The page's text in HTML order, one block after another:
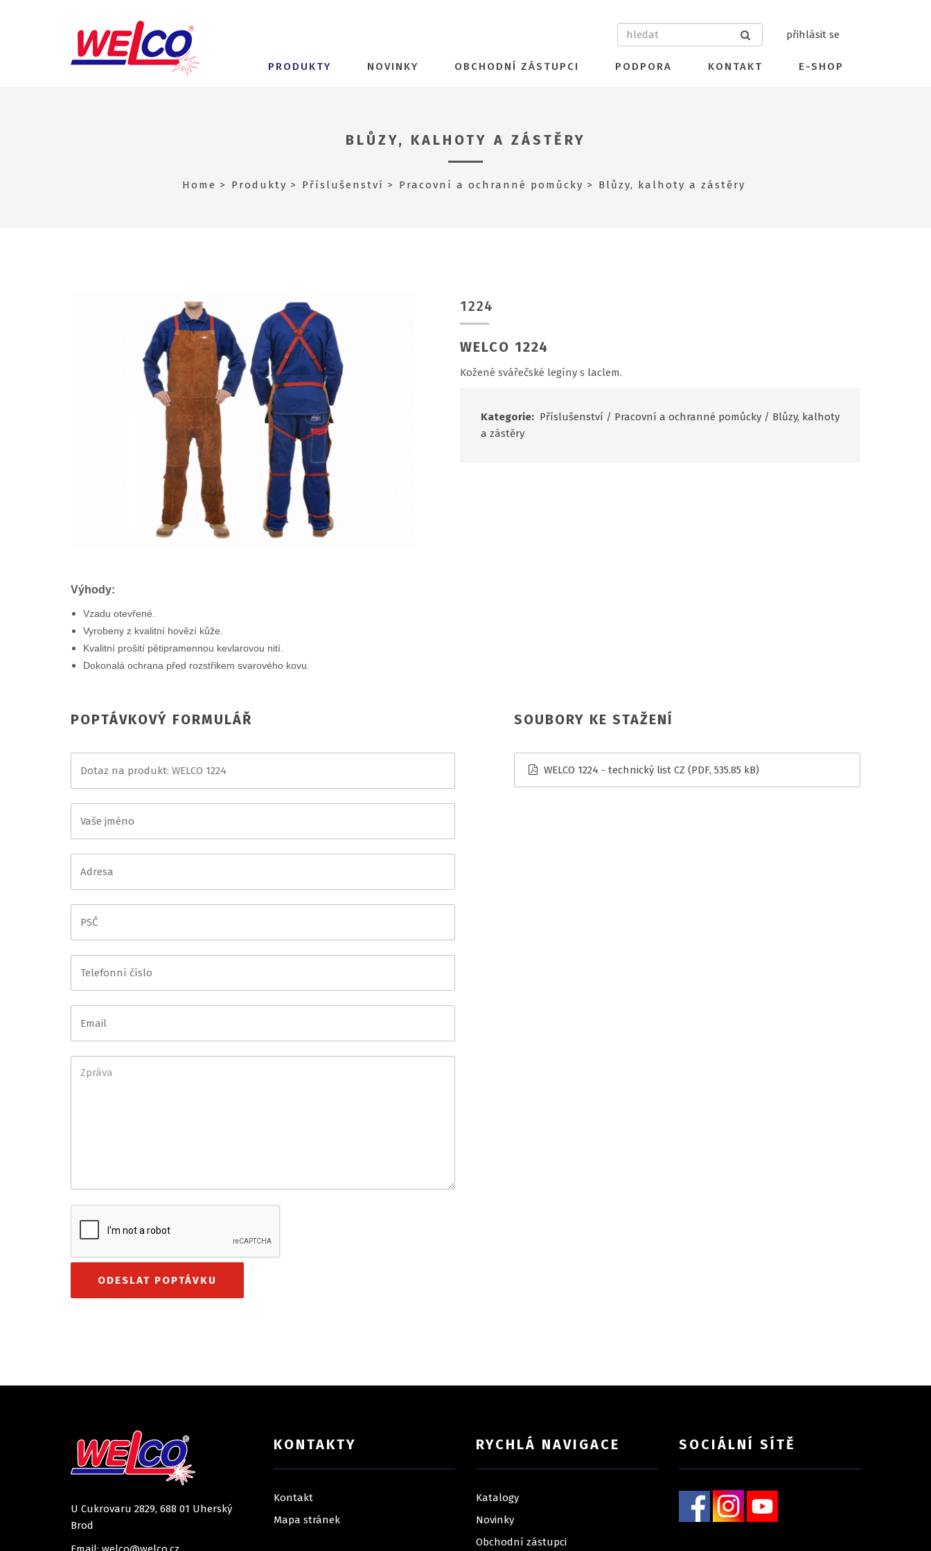
přihlásit se
PRODUKTY NOVINKY OBCHODNÍ ZÁSTUPCI PODPORA KONTAKT E-SHOP
BLŮZY, KALHOTY A ZÁSTĚRY
Home Produkty Příslušenství Pracovní a ochranné pomůcky Blůzy, kalhoty a zástěry
1224
WELCO 1224
Kožené svářečské legíny s laclem.
Kategorie: Příslušenství / Pracovní a ochranné pomůcky/ Blůzy, kalhoty
a zástěry
Výhody:
Vzadu otevřené.
Vyrobeny z kvalitní hovězí kůže.
Kvalitní prošití pětipramennou kevlarovou nití.
Dokonalá ochrana před rozstřikem svarového kovu.
SOUBORY KE STAŽENÍ
WELCO 1224 - technický list CZ (PDF, 535.85 kB)
POPTÁVKOVÝ FORMULÁŘ
U Cukrovaru 2829, 688 01 Uherský
Brod
KONTAKTY
Kontakt
Mapa stránek
RYCHLÁ NAVIGACE
Katalogy
Novinky
Obchodní zástupci
SOCIÁLNÍ SÍTĚ